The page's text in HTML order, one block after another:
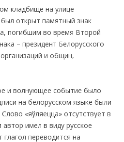
кладбище на улице
открыт памятный знак
погибшим во время Второй
– президент Белорусского
и общин,
и волнующее событие было
на белорусском языке были
«яўляецца» отсутствует в
имел в виду русское
переводится на